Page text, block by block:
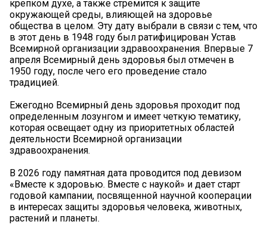
крепком духе, а также стремится к защите
окружающей среды, влияющей на здоровье
общества в целом. Эту дату выбрали в связи с тем, что
в этот день в 1948 году был ратифицирован Устав
Всемирной организации здравоохранения. Впервые 7
апреля Всемирный день здоровья был отмечен в
1950 году, после чего его проведение стало
традицией.
Ежегодно Всемирный день здоровья проходит под
определенным лозунгом и имеет четкую тематику,
которая освещает одну из приоритетных областей
деятельности Всемирной организации
здравоохранения.
В 2026 году памятная дата проводится под девизом
«Вместе к здоровью. Вместе с наукой» и дает старт
годовой кампании, посвященной научной кооперации
в интересах защиты здоровья человека, животных,
растений и планеты.